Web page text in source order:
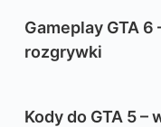
Gameplay GTA 6
rozgrywki
Kody do GTA 5